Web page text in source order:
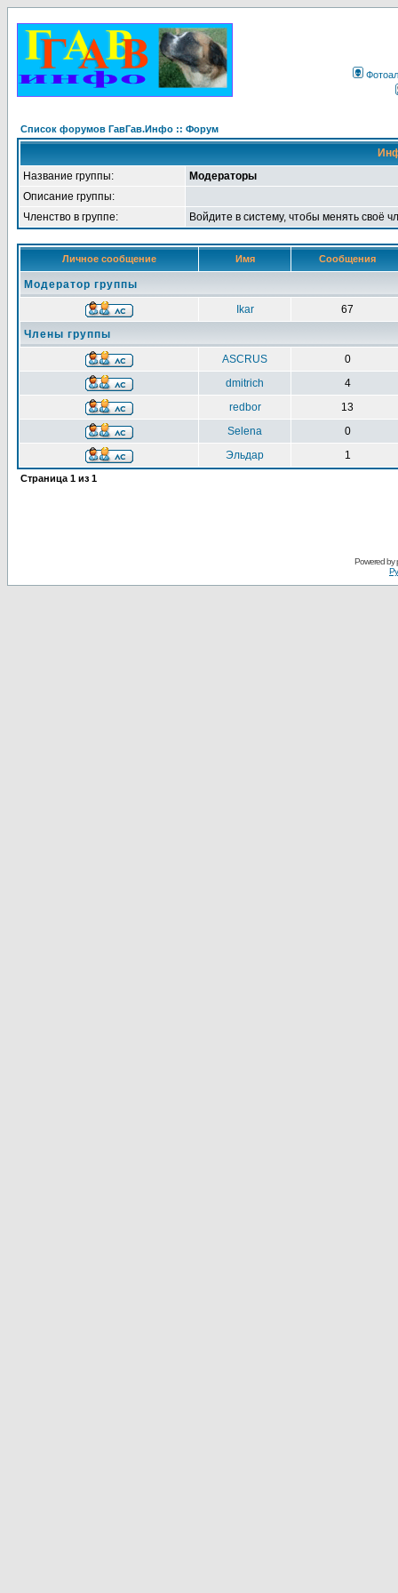
Список форумов ГавГав.Инфо :: Форум
Название группы:
Модераторы
Описание группы:
Членство в группе:
Войдите в систему, чтобы менять своё
Личное сообщение Имя Сообщения
Модератор группы
Ikar
67
Члены группы
ASCRUS
0
dmitrich
4
redbor
13
Selena
0
Эльдар
1
Страница 1 из 1
Powered by